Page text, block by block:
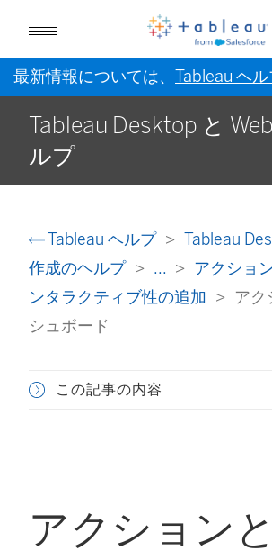
最新情報については、 Tableau ヘル
Tableau Desktop と
ルプ
Tableau ヘルプ
Tableau
作成のヘルプ
...
アクショ
ンタラクティブ性の追加
アク
シュボード
この記事の内容
アクション